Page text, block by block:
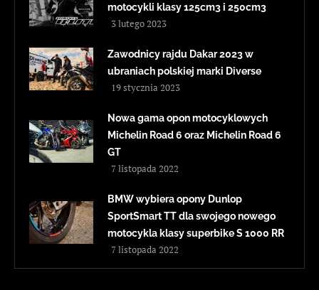
motocykli klasy 125cm3 i 250cm3
3 lutego 2023
Zawodnicy rajdu Dakar 2023 w
ubraniach polskiej marki Diverse
19 stycznia 2023
Nowa gama opon motocyklowych
Michelin Road 6 oraz Michelin Road 6
GT
7 listopada 2022
BMW wybiera opony Dunlop
SportSmart TT dla swojego nowego
motocykla klasy superbike S 1000 RR
7 listopada 2022